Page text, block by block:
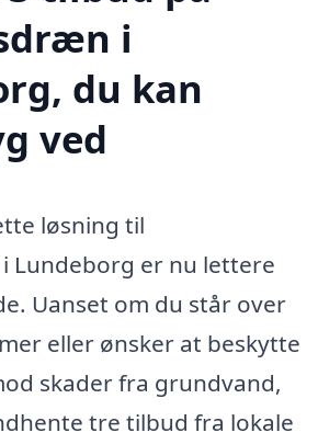
i
du kan
ved
løsning til
Lundeborg er nu lettere
Uanset om du står over
eller ønsker at beskytte
skader fra grundvand,
tre tilbud fra lokale